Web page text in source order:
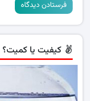
کیفیت یا کمیت؟